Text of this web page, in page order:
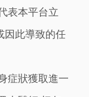
表本平台立
因此導致的任
症狀獲取進一